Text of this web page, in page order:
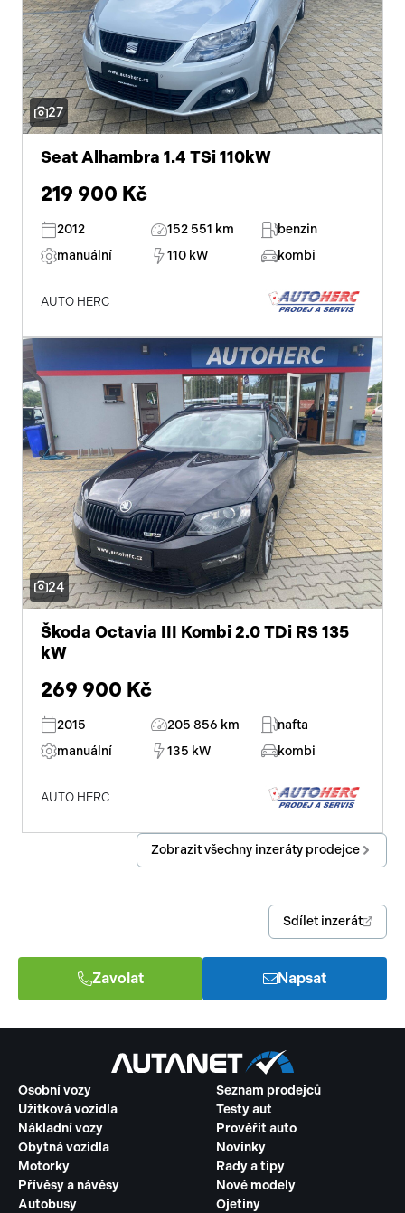
27
Seat Alhambra 1.4 TSi 110kW
219 900 Kč
2012 152 551 km
benzin
manuální
110 kW kombi
AUTO HERC
24
Škoda Octavia III Kombi 2.0 TDi RS 135
kW
269 900 Kč
2015 205 856 km
nafta
manuální
135 kW kombi
AUTO HERC
Zobrazit všechny inzeráty prodejce
Sdílet inzerát
Zavolat Napsat
Osobní vozy
Užitková vozidla
Nákladní vozy
Obytná vozidla
Motorky
Přívěsy a návěsy
Autobusy
Seznam prodejců
Testy aut
Prověřit auto
Novinky
Rady a tipy
Nové modely
Ojetiny